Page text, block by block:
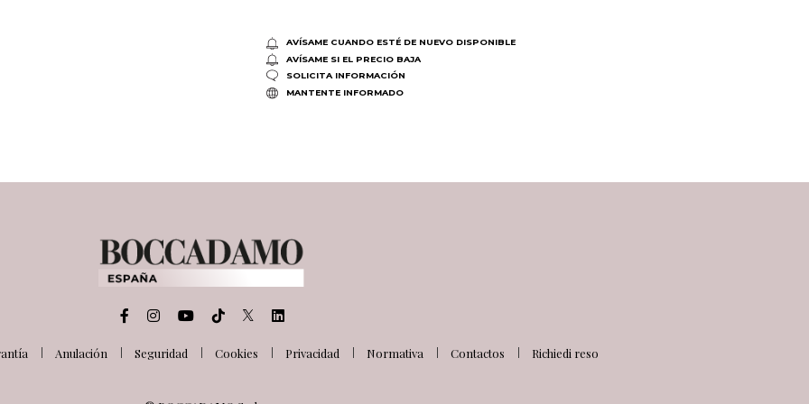
AVÍSAME CUANDO ESTÉ DE NUEVO DISPONIBLE
AVÍSAME SI EL PRECIO BAJA
SOLICITA INFORMACIÓN
MANTENTE INFORMADO
Anulación Seguridad Cookies Privacidad Normativa Contactos Richiedi reso